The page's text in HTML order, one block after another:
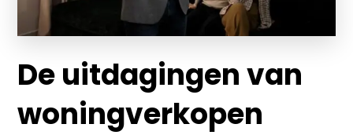
De uitdagingen van
woningverkopen